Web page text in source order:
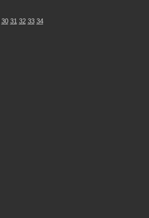
30 31 32 33 34